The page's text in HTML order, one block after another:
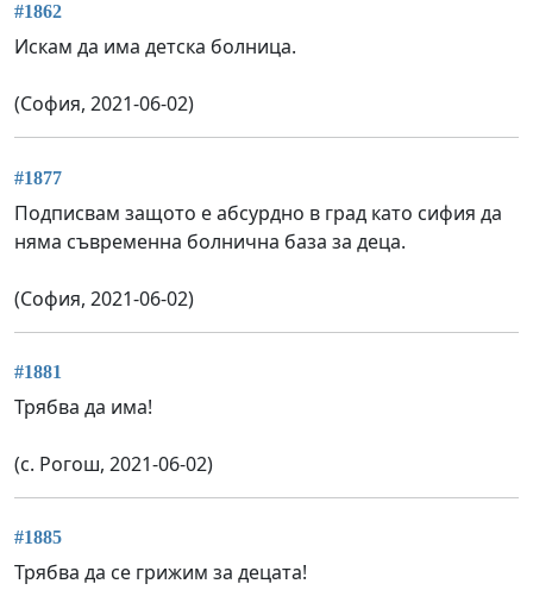
#1862
Искам да има детска болница.
(София, 2021-06-02)
#1877
Подписвам защото е абсурдно в град като сифия да
няма съвременна болнична база за деца.
(София, 2021-06-02)
#1881
Трябва да има!
(с. Рогош, 2021-06-02)
#1885
Трябва да се грижим за децата!